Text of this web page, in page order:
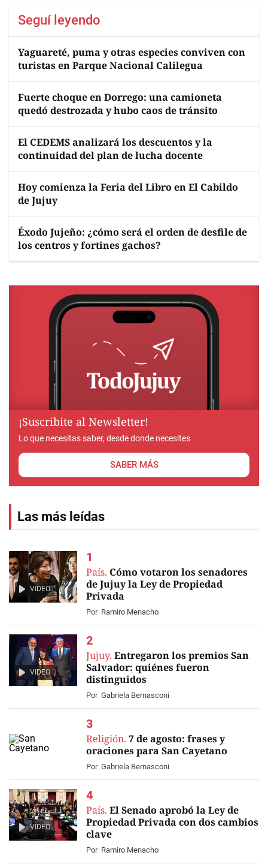
Seguí leyendo
Yaguareté, puma y otras especies conviven con
turistas en Parque Nacional Calilegua
Fuerte choque en Dorrego: una camioneta
quedó destrozada y hubo caos de tránsito
El CEDEMS analizará los descuentos y la
continuidad del plan de lucha docente
Hoy comienza la Feria del Libro en El Cabildo
de Jujuy
Éxodo Jujeño: ¿cómo será el orden de desfile de
los centros y fortines gachos?
¡Suscribite al Newsletter!
Lo que necesitas saber, desde donde necesites
SABER MÁS
Las más leídas
VIDEO
País. Cómo votaron los senadores
de Jujuy la Ley de Propiedad
Privada
Por Ramiro Menacho
VIDEO
Jujuy. Entregaron los premios San
Salvador: quiénes fueron
distinguidos
Por Gabriela Bernasconi
Religión. 7 de agosto: frases y
oraciones para San Cayetano
Por Gabriela Bernasconi
VIDEO
País. El Senado aprobó la Ley de
Propiedad Privada con dos cambios
clave
Por Ramiro Menacho